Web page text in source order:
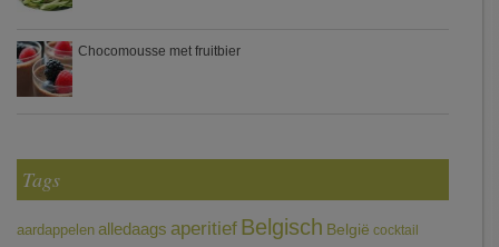
Chocomousse met fruitbier
Tags
aardappelen alledaags aperitief Belgisch België cocktail